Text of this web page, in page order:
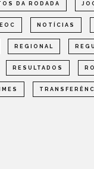
DA RODADA
NOTÍCIAS
REGIONAL
RESULTADOS